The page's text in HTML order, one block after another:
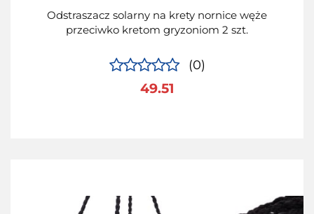
Odstraszacz solarny na krety nornice węże
przeciwko kretom gryzoniom 2 szt.
(0)
49.51